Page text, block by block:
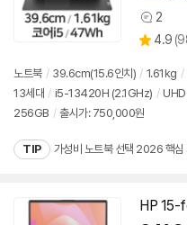
상
품
견
2
별
점
4.9 (상
리
뷰
노트북 / 39.6cm(15.6인치) / 1.61kg /
13세대 / i5-13420H (2.1GHz) /
256GB / 출시가: 750,000원
TIP 가성비 노트북 선택 2026 핵심
HP 15-